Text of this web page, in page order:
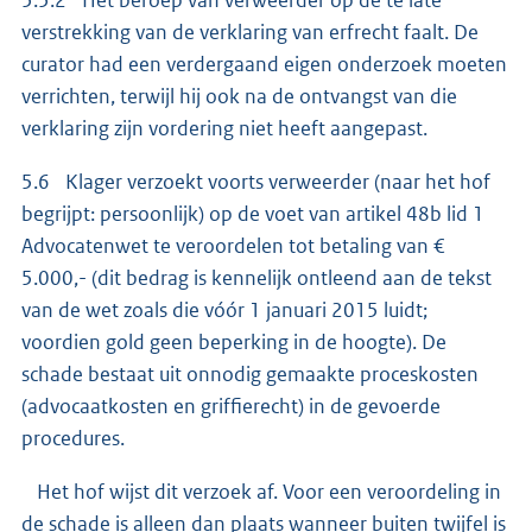
verstrekking van de verklaring van erfrecht faalt. De
curator had een verdergaand eigen onderzoek moeten
verrichten, terwijl hij ook na de ontvangst van die
verklaring zijn vordering niet heeft aangepast.
5.6 Klager verzoekt voorts verweerder (naar het hof
begrijpt: persoonlijk) op de voet van artikel 48b lid 1
Advocatenwet te veroordelen tot betaling van €
5.000,- (dit bedrag is kennelijk ontleend aan de tekst
van de wet zoals die vóór 1 januari 2015 luidt;
voordien gold geen beperking in de hoogte). De
schade bestaat uit onnodig gemaakte proceskosten
(advocaatkosten en griffierecht) in de gevoerde
procedures.
Het hof wijst dit verzoek af. Voor een veroordeling in
de schade is alleen dan plaats wanneer buiten twijfel is